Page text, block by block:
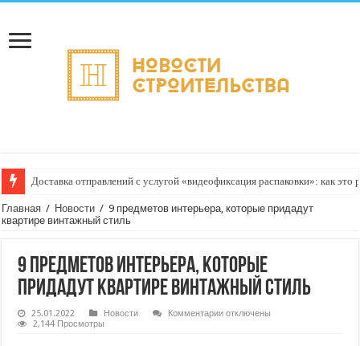
Доставка отправлений с услугой «видеофиксация распаковки»: как это
Главная / Новости / 9 предметов интерьера, которые придадут
квартире винтажный стиль
9 предметов интерьера, которые
придадут квартире винтажный стиль
25.01.2022 Новости Комментариикотключены
2,144 Просмотры